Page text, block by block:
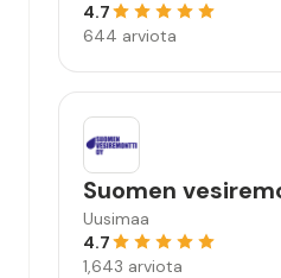
4.7
644 arviota
Suomen
Uusimaa
4.7
1,643 arviota